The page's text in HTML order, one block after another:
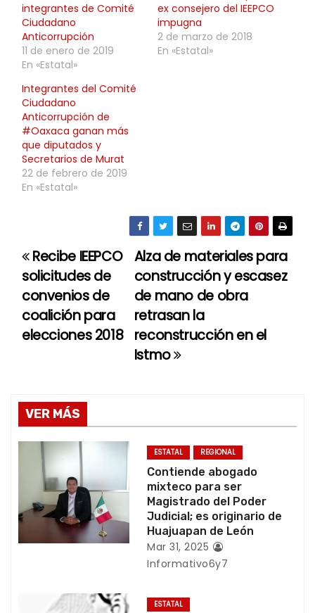
integrantes de Comité
Ciudadano
Anticorrupción
11 de enero de 2019
En «Estatal»
ex consejero del IEEPCO
impugna
2 de marzo de 2018
En «Estatal»
Integrantes del Comité
Ciudadano
Anticorrupción de
#Oaxaca ganan más
que diputados y
Secretarios de Murat
22 de febrero de 2019
En «Estatal»
N
a
v
a
c
ó
n
Alza de materiales para
construcción y escasez
de mano de obra
retrasan la
reconstrucción en el
Istmo
Recibe IEEPCO
solicitudes de
convenios de
coalición para
elecciones 2018
VER MÁS
ESTATAL REGIONAL
Contiende abogado
mixteco para ser
Magistrado del Poder
Judicial; es originario de
Huajuapan de León
Mar 31, 2025
Informativo6y7
ESTATAL